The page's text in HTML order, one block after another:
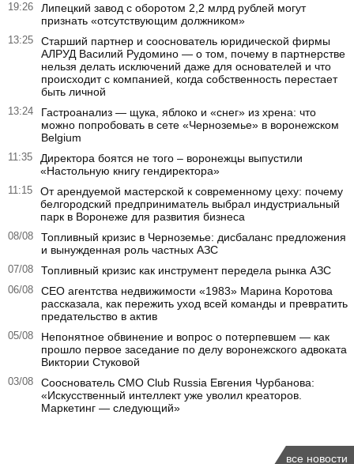
19:26
Липецкий завод с оборотом 2,2 млрд рублей могут
признать «отсутствующим должником»
13:25
Старший партнер и сооснователь юридической фирмы
АЛРУД Василий Рудомино — о том, почему в партнерстве
нельзя делать исключений даже для основателей и что
происходит с компанией, когда собственность перестает
быть личной
13:24
Гастроанализ — щука, яблоко и «снег» из хрена: что
можно попробовать в сете «Черноземье» в воронежском
Belgium
11:35
Директора боятся не того – воронежцы выпустили
«Настольную книгу гендиректора»
11:15
От арендуемой мастерской к современному цеху: почему
белгородский предприниматель выбрал индустриальный
парк в Воронеже для развития бизнеса
08/08
Топливный кризис в Черноземье: дисбаланс предложения
и вынужденная роль частных АЗС
07/08 Топливный кризис как инструмент передела рынка АЗС
06/08
CEO агентства недвижимости «1983» Марина Коротова
рассказала, как пережить уход всей команды и превратить
предательство в актив
05/08
Непонятное обвинение и вопрос о потерпевшем — как
прошло первое заседание по делу воронежского адвоката
Виктории Стуковой
03/08
Сооснователь CMO Club Russia Евгения Чурбанова:
«Искусственный интеллект уже уволил креаторов.
Маркетинг — следующий»
все новости